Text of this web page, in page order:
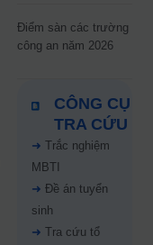
Điểm sàn các trường
công an năm 2026
CÔNG CỤ
TRA CỨU
➜ Trắc nghiệm
MBTI
➜ Đề án tuyển
sinh
➜ Tra cứu tổ